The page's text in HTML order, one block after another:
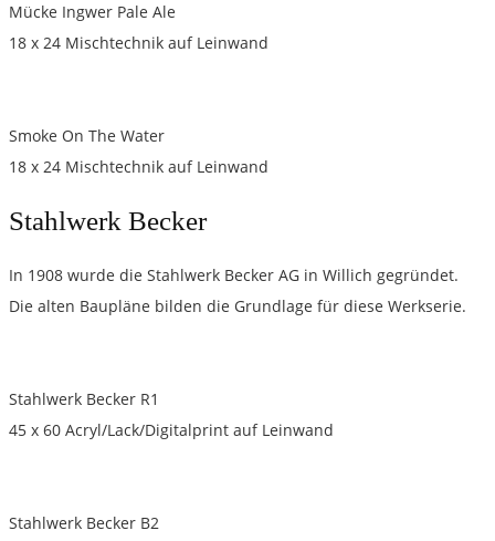
Mücke Ingwer Pale Ale
18 x 24 Mischtechnik auf Leinwand
Smoke On The Water
18 x 24 Mischtechnik auf Leinwand
Stahlwerk Becker
In 1908 wurde die Stahlwerk Becker AG in Willich gegründet.
Die alten Baupläne bilden die Grundlage für diese Werkserie.
Stahlwerk Becker R1
45 x 60 Acryl/Lack/Digitalprint auf Leinwand
Stahlwerk Becker B2